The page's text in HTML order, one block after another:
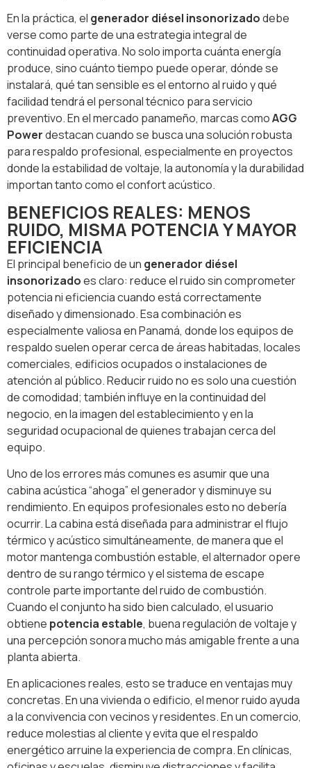
En la práctica, el generador diésel insonorizadodebe
verse como parte de una estrategia integral de
continuidad operativa. No solo importa cuánta energía
produce, sino cuánto tiempo puede operar, dónde se
instalará, qué tan sensible es el entorno al ruido y qué
facilidad tendrá el personal técnico para servicio
preventivo. En el mercado panameño, marcas comoAGG
Powerdestacan cuando se busca una solución robusta
para respaldo profesional, especialmente en proyectos
donde la estabilidad de voltaje, la autonomía y la durabilidad
importan tanto como el confort acústico.
BENEFICIOS REALES: MENOS
RUIDO, MISMA POTENCIA Y MAYOR
EFICIENCIA
El principal beneficio de un generador diésel
insonorizadoes claro: reduce el ruido sin comprometer
potencia ni eficiencia cuando está correctamente
diseñado y dimensionado. Esa combinación es
especialmente valiosa en Panamá, donde los equipos de
respaldo suelen operar cerca de áreas habitadas, locales
comerciales, edificios ocupados o instalaciones de
atención al público. Reducir ruido no es solo una cuestión
de comodidad; también influye en la continuidad del
negocio, en la imagen del establecimiento y en la
seguridad ocupacional de quienes trabajan cerca del
equipo.
Uno de los errores más comunes es asumir que una
cabina acústica “ahoga” el generador y disminuye su
rendimiento. En equipos profesionales esto no debería
ocurrir. La cabina está diseñada para administrar el flujo
térmico y acústico simultáneamente, de manera que el
motor mantenga combustión estable, el alternador opere
dentro de su rango térmico y el sistema de escape
controle parte importante del ruido de combustión.
Cuando el conjunto ha sido bien calculado, el usuario
obtiene potencia estable, buena regulación de voltaje y
una percepción sonora mucho más amigable frente a una
planta abierta.
En aplicaciones reales, esto se traduce en ventajas muy
concretas. En una vivienda o edificio, el menor ruido ayuda
a la convivencia con vecinos y residentes. En un comercio,
reduce molestias al cliente y evita que el respaldo
energético arruine la experiencia de compra. En clínicas,